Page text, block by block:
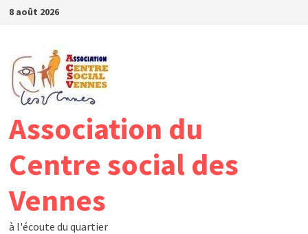
Passer
8 août 2026
Association du
Centre social des
Vennes
à l'écoute du quartier